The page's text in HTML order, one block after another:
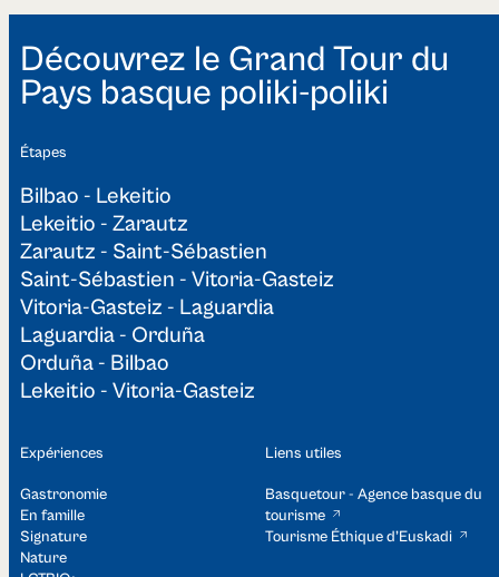
Étapes
Bilbao - Lekeitio
Lekeitio - Zarautz
Zarautz - Saint-Sébastien
Saint-Sébastien - Vitoria-Gasteiz
Vitoria-Gasteiz - Laguardia
Laguardia - Orduña
Orduña - Bilbao
Lekeitio - Vitoria-Gasteiz
Expériences
Gastronomie
En famille
Signature
Nature
Liens utiles
Basquetour - Agence basque du
tourisme
Tourisme Éthique d’Euskadi​
Découvrez le Grand Tour du
Pays basque poliki-poliki